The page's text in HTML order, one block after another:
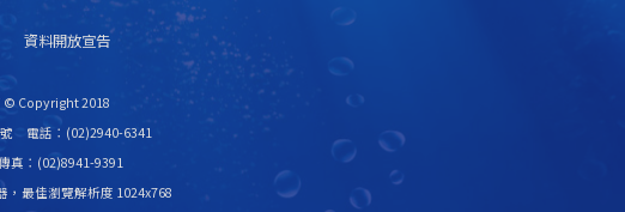
資料開放宣告
© Copyright 2018
號 電話：(02)2940-6341
：(02)8941-9391
最佳瀏覽解析度 1024x768